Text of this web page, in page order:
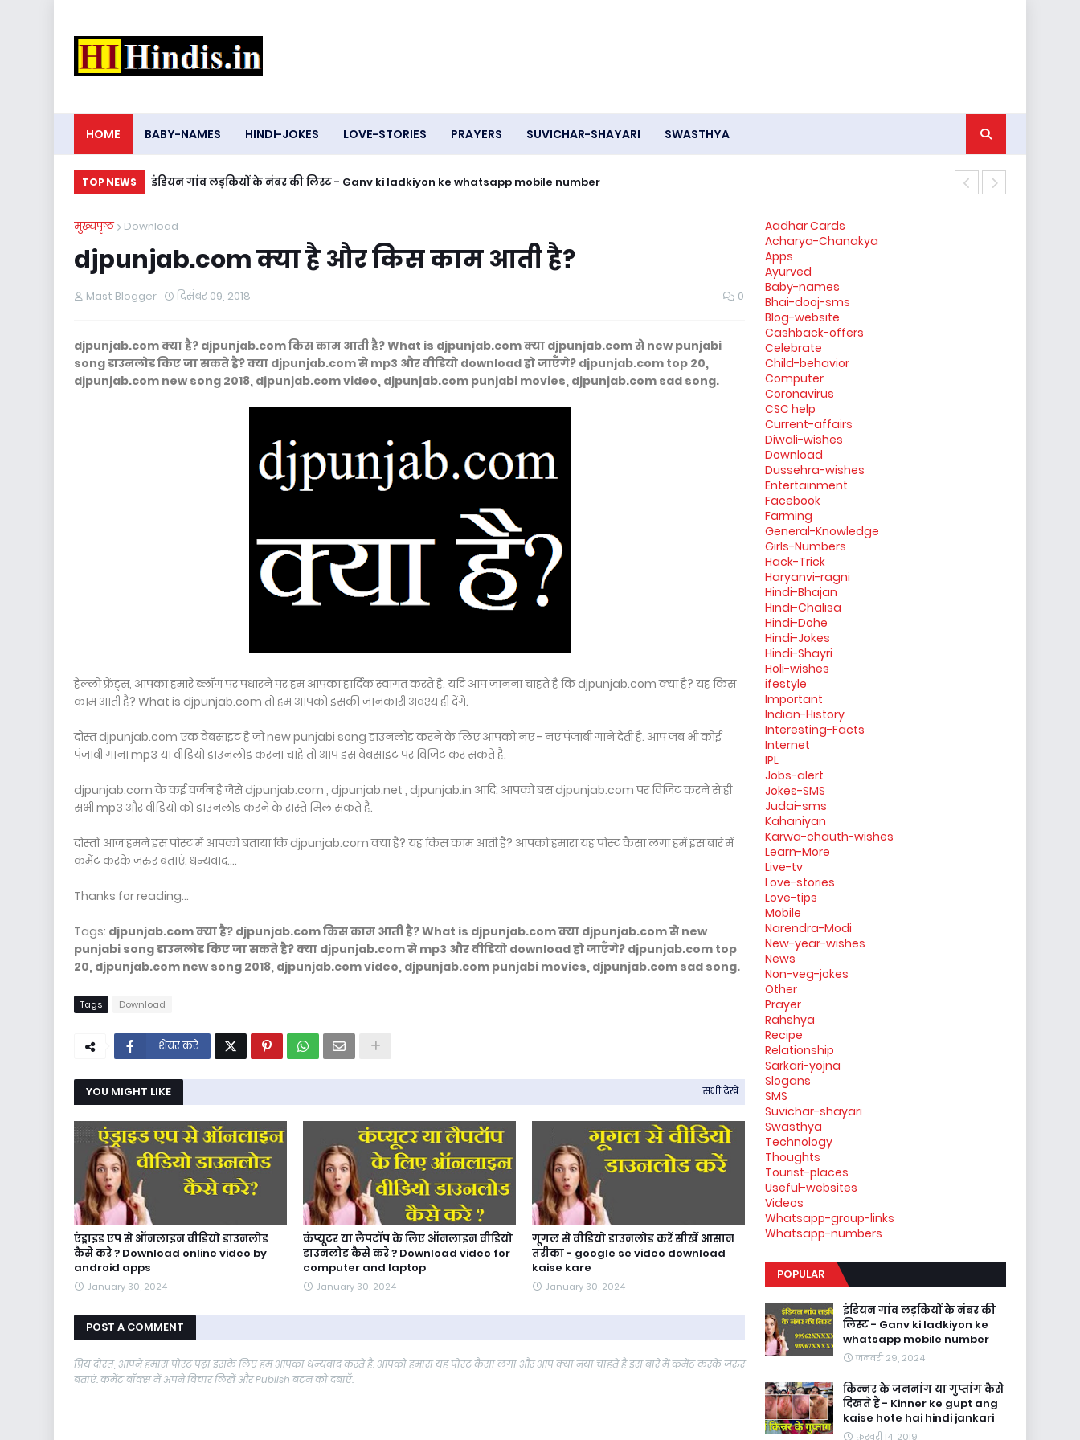
HOME BABY-NAMES HINDI-JOKES LOVE-STORIES PRAYERS SUVICHAR-SHAYARI SWASTHYA
TOP NEWS इंडियन गांव लड़कियों के नंबर की लिस्ट - Ganv ki ladkiyon ke whatsapp mobile number
मुख्यपृष्ठ Download
djpunjab.com क्या है और किस काम आती है?
Mast Blogger दिसंबर 09, 2018 0
djpunjab.com क्या है? djpunjab.com किस काम आती है? What is djpunjab.com क्या djpunjab.com से new punjabi
song डाउनलोड किए जा सकते है? क्या djpunjab.com से mp3 और वीडियो download हो जाएँगे? djpunjab.com top 20,
djpunjab.com new song 2018, djpunjab.com video, djpunjab.com punjabi movies, djpunjab.com sad song.
हेल्लो फ्रेंड्स, आपका हमारे ब्लॉग पर पधारने पर हम आपका हार्दिक स्वागत करते है. यदि आप जानना चाहते है कि djpunjab.com क्या है? यह किस
काम आती है? What is djpunjab.com तो हम आपको इसकी जानकारी अवश्य ही देंगे.
दोस्त djpunjab.com एक वेबसाइट है जो new punjabi song डाउनलोड करने के लिए आपको नए - नए पंजाबी गाने देती है. आप जब भी कोई
पंजाबी गाना mp3 या वीडियो डाउनलोड करना चाहे तो आप इस वेबसाइट पर विजिट कर सकते है.
djpunjab.com के कई वर्जन है जैसे djpunjab.com , djpunjab.net , djpunjab.in आदि. आपको बस djpunjab.com पर विजिट करने से ही
सभी mp3 और वीडियो को डाउनलोड करने के रास्ते मिल सकते है.
दोस्तों आज हमने इस पोस्ट में आपको बताया कि djpunjab.com क्या है? यह किस काम आती है? आपको हमारा यह पोस्ट कैसा लगा हमें इस बारे में
कमेंट करके जरुर बताएं. धन्यवाद....
Thanks for reading...
Tags: djpunjab.com क्या है? djpunjab.com किस काम आती है? What is djpunjab.com क्या djpunjab.com से new
punjabi song डाउनलोड किए जा सकते है? क्या djpunjab.com से mp3 और वीडियो download हो जाएँगे? djpunjab.com top
20, djpunjab.com new song 2018, djpunjab.com video, djpunjab.com punjabi movies, djpunjab.com sad song.
Tags Download
शेयर करें
YOU MIGHT LIKE सभी देखें
एंड्राइड एप से ऑनलाइन वीडियो डाउनलोड
कैसे करे ? Download online video by
android apps
January 30, 2024
कंप्यूटर या लैपटॉप के लिए ऑनलाइन वीडियो
डाउनलोड कैसे करे ? Download video for
computer and laptop
January 30, 2024
गूगल से वीडियो डाउनलोड करें सीखें आसान
तरीका - google se video download
kaise kare
January 30, 2024
POST A COMMENT
प्रिय दोस्त, आपने हमारा पोस्ट पढ़ा इसके लिए हम आपका धन्यवाद करते है. आपको हमारा यह पोस्ट कैसा लगा और आप क्या नया चाहते है इस बारे में कमेंट करके जरुर
बताएं. कमेंट बॉक्स में अपने विचार लिखें और Publish बटन को दबाएँ.
Aadhar Cards
Acharya-Chanakya
Apps
Ayurved
Baby-names
Bhai-dooj-sms
Blog-website
Cashback-offers
Celebrate
Child-behavior
Computer
Coronavirus
CSC help
Current-affairs
Diwali-wishes
Download
Dussehra-wishes
Entertainment
Facebook
Farming
General-Knowledge
Girls-Numbers
Hack-Trick
Haryanvi-ragni
Hindi-Bhajan
Hindi-Chalisa
Hindi-Dohe
Hindi-Jokes
Hindi-Shayri
Holi-wishes
ifestyle
Important
Indian-History
Interesting-Facts
Internet
IPL
Jobs-alert
Jokes-SMS
Judai-sms
Kahaniyan
Karwa-chauth-wishes
Learn-More
Live-tv
Love-stories
Love-tips
Mobile
Narendra-Modi
New-year-wishes
News
Non-veg-jokes
Other
Prayer
Rahshya
Recipe
Relationship
Sarkari-yojna
Slogans
SMS
Suvichar-shayari
Swasthya
Technology
Thoughts
Tourist-places
Useful-websites
Videos
Whatsapp-group-links
Whatsapp-numbers
POPULAR
इंडियन गांव लड़कियों के नंबर की
लिस्ट - Ganv ki ladkiyon ke
whatsapp mobile number
जनवरी 29, 2024
किन्नर के जननांग या गुप्तांग कैसे
दिखते हैं - Kinner ke gupt ang
kaise hote hai hindi jankari
फ़रवरी 14, 2019